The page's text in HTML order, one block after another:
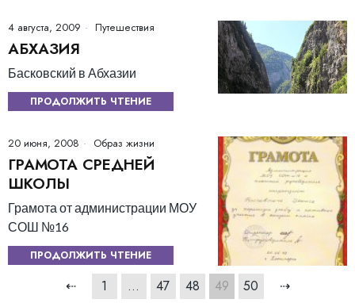
4 августа, 2009 Путешествия
АБХАЗИЯ
Басковский в Абхазии
ПРОДОЛЖИТЬ ЧТЕНИЕ
20 июня, 2008 Образ жизни
ГРАМОТА СРЕДНЕЙ
ШКОЛЫ
Грамота от администрации МОУ
СОШ №16
ПРОДОЛЖИТЬ ЧТЕНИЕ
⇠ 1 … 47 48 49 50 ⇢